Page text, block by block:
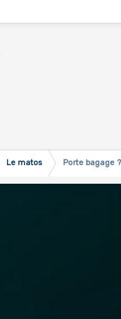
Le matos Porte bagage ?